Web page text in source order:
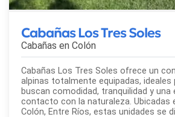
Cabañas Los Tres Soles
Cabañas en Colón
Cabañas Los Tres Soles ofrece un
alpinas totalmente equipadas, ideales
buscan comodidad, tranquilidad y una
contacto con la naturaleza. Ubicadas
Colón, Entre Ríos, estas unidades se